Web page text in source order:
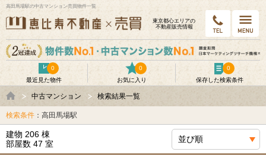
高田馬場駅の中古マンション売買物件一覧
東京都⼼エリアの
不動産販売情報
最近見た物件
0
お気に入り
0
保存した検索条件
0
中古マンション 検索結果一覧
検索条件 ：高田馬場駅
建物 206 棟
部屋数 47 室